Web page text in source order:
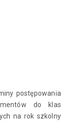
postępowania
do klas
na rok szkolny